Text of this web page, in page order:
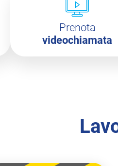
Prenota
videochiamata